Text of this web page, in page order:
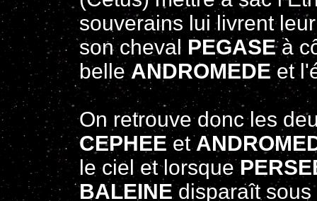
souverains lui livrent
son cheval PEGASEà
belleANDROMEDEet
On retrouve donc les
CEPHEEet
le ciel et lorsque
BALEINEdisparaît sous